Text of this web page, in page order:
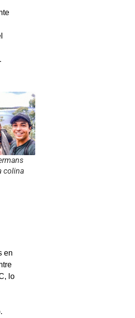
colina
en
lo